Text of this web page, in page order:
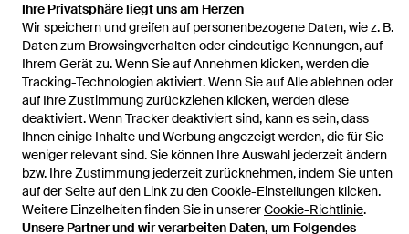
Ihre Privatsphäre liegt uns am Herzen
Wir speichern und greifen auf personenbezogene Daten, wie z. B.
Daten zum Browsingverhalten oder eindeutige Kennungen, auf
Ihrem Gerät zu. Wenn Sie auf Annehmen klicken, werden die
Tracking-Technologien aktiviert. Wenn Sie auf Alle ablehnen oder
auf Ihre Zustimmung zurückziehen klicken, werden diese
deaktiviert. Wenn Tracker deaktiviert sind, kann es sein, dass
Ihnen einige Inhalte und Werbung angezeigt werden, die für Sie
weniger relevant sind. Sie können Ihre Auswahl jederzeit ändern
bzw. Ihre Zustimmung jederzeit zurücknehmen, indem Sie unten
auf der Seite auf den Link zu den Cookie-Einstellungen klicken.
Weitere Einzelheiten finden Sie in unsererCookie-Richtlinie.
Unsere Partner und wir verarbeiten Daten, um Folgendes
Startseite Damen Sonnenbrillen Burberry Sonnenbrillen
Sonnenbrille
Hilfe und Informationen